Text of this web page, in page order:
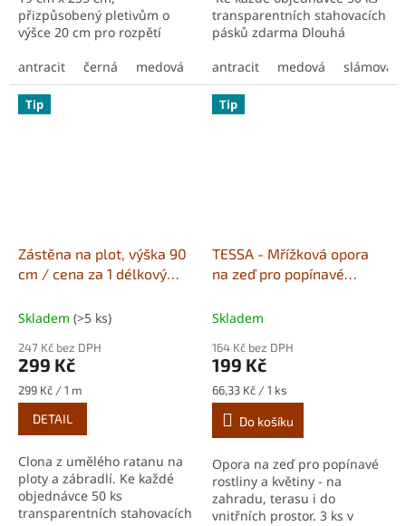
přizpůsobený pletivům o
výšce 20 cm pro rozpětí
250 cm. Propleťte pás skrze
plotové tyče pro snadné...
antracit černá medová mix hnědá slámová světle
transparentních stahovacích
pásků zdarma Dlouhá
Vysoká odolnost Lehce
tvarovatelné a...
antracit medová slámová
Tip
Zástěna na plot, výška 90
cm / cena za 1 délkový
Skladem (>5 ks)
247 Kč bez DPH
299 Kč
Měrná
cena:
299 Kč / 1 m
DETAIL
Clona z umělého ratanu na
ploty a zábradlí. Ke každé
objednávce 50 ks
transparentních stahovacích
Tip
TESSA - Mřížková opora
na zeď pro popínavé
Skladem
164 Kč bez DPH
199 Kč
Měrná
cena:
66,33 Kč / 1 ks
Do košíku
Opora na zeď pro popínavé
rostliny a květiny - na
zahradu, terasu i do
vnitřních prostor. 3 ks v